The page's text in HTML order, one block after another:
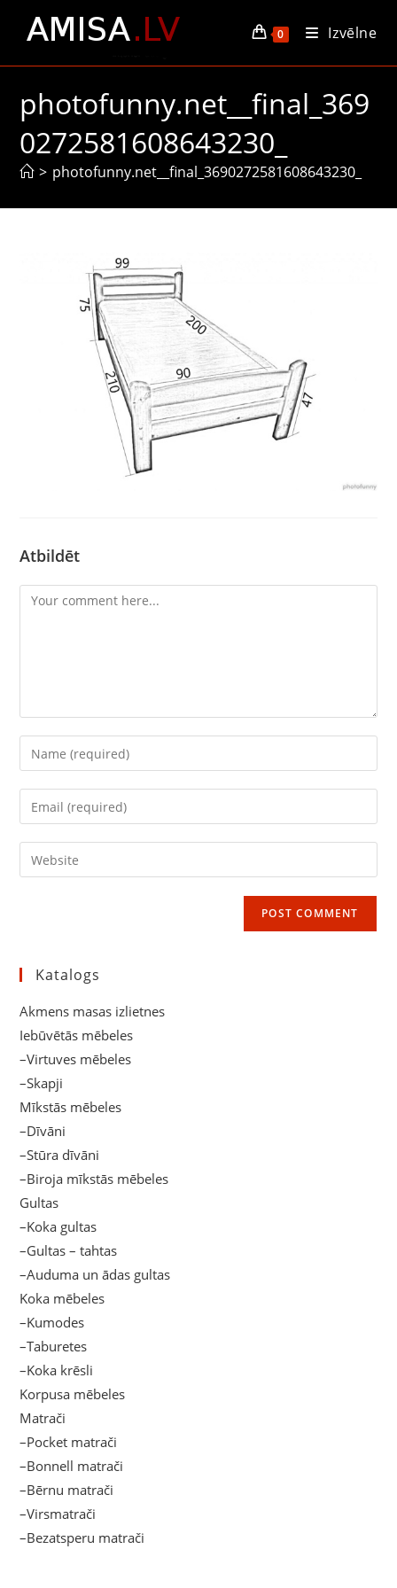
0 Izvēlne
photofunny.net__final_369
0272581608643230_
> photofunny.net__final_3690272581608643230_
Atbildēt
Comment
Enter
your
name
comment
Enter
your
email
address
Enter
your
Katalogs
Akmens masas izlietnes
Iebūvētās mēbeles
–Virtuves mēbeles
–Skapji
Mīkstās mēbeles
–Dīvāni
–Stūra dīvāni
–Biroja mīkstās mēbeles
Gultas
–Koka gultas
–Gultas – tahtas
–Auduma un ādas gultas
Koka mēbeles
–Kumodes
–Taburetes
–Koka krēsli
Korpusa mēbeles
Matrači
–Pocket matrači
–Bonnell matrači
–Bērnu matrači
–Virsmatrači
–Bezatsperu matrači